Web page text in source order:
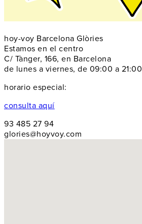
hoy-voy Barcelona Glòries
Estamos en el centro
C/ Tànger, 166, en Barcelona
de lunes a viernes, de 09:00 a 21:00
horario especial:
consulta aquí
93 485 27 94
glories@hoyvoy.com